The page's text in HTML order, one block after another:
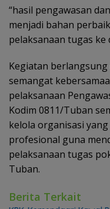
“hasil pengawasan
menjadi bahan
pelaksanaan tugas ke
Kegiatan
semangat
pelaksanaan
Kodim 0811/Tuban
kelola organisasi
profesional guna
pelaksanaan tugas
Tuban.
Berita Terkait